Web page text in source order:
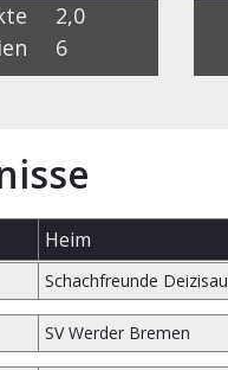
2,0
6
Heim
Schachfreunde Deizisau
SV Werder Bremen